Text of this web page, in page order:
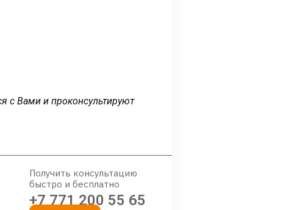
с Вами и проконсультируют
Получить консультацию
быстро и бесплатно
+7 771 200 55 65